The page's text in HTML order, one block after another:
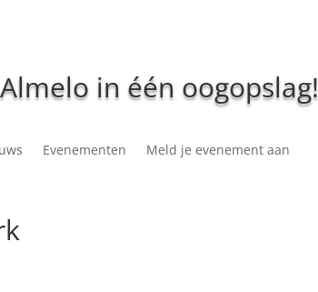
in één oogopslag!
Evenementen Meld je evenement aan